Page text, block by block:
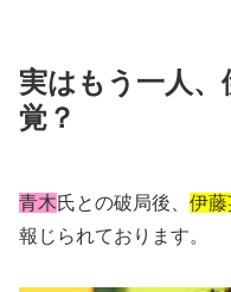
実はもう一人
覚？
青木氏との破局後、 伊藤
報じられております。